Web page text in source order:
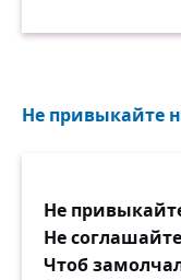
Не привыкайте
Не
Не
Чтоб